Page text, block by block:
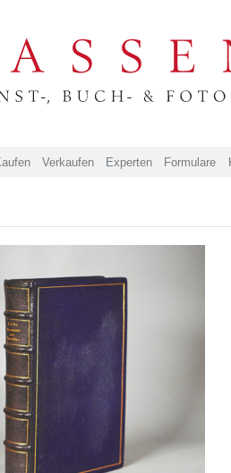
Verkaufen Experten Formulare